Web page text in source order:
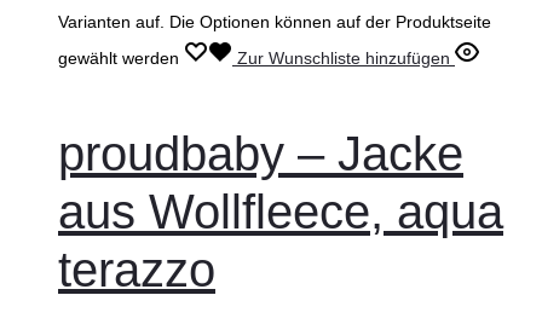
Varianten auf. Die Optionen können auf der Produktseite
gewählt werden
Zur Wunschliste hinzufügen
proudbaby – Jacke
aus Wollfleece, aqua
terazzo